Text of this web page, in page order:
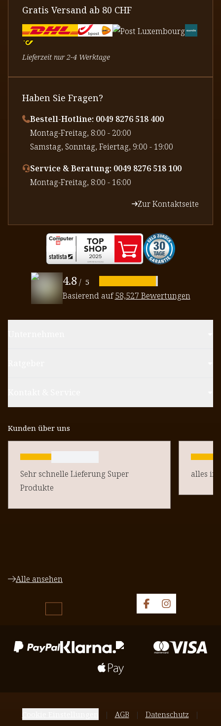
Gratis Versand ab 80 CHF
Lieferzeit nur 2-4 Werktage
Haben Sie Fragen?
Bestell-Hotline: 0049 8276 518 400
⁠Montag-Freitag, 8:00 - 20:00
⁠Samstag, Sonntag, Feiertag, 9:00 - 19:00
Service & Beratung: 0049 8276 518 100
⁠Montag-Freitag, 8:00 - 16:00
Zur Kontaktseite
4.8 / 5
Basierend auf58,527 Bewertungen
Kunden über uns
Sehr schnelle Lieferung Super
Produkte
alles in
Alle ansehen
AGB Datenschutz